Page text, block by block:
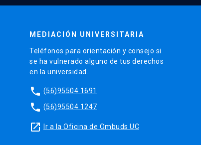
MEDIACIÓN UNIVERSITARIA
Teléfonos para orientación y consejo si
se ha vulnerado alguno de tus derechos
en la universidad.
phone (56)95504 1691
phone (56)95504 1247
launch Ir a la Oficina de Ombuds UC